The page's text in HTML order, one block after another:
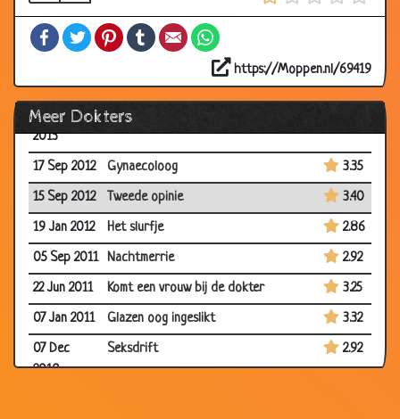
FacebookTwitterPinterestTumblrEmail
https://Moppen.nl/69419
Meer Dokters
03 Dec 2014 Route uitleggen
12 Nov 2014
Stem kwijt
08 Jul 2014
Ziek paard
3.04
08 Feb
2013
Bij de psychiater
17 Sep 2012 Gynaecoloog
3.35
15 Sep 2012
Tweede opinie
3.40
19 Jan 2012
Het slurfje
2.86
05 Sep 2011
Nachtmerrie
2.92
22 Jun 2011
Komt een vrouw bij de dokter
3.25
07 Jan 2011
Glazen oog ingeslikt
3.32
07 Dec
2010
Seksdrift 2.92